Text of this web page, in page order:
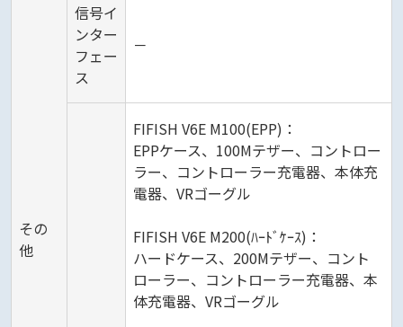
その
他
信号イ
ンター
フェー
ス
－
FIFISH V6E M100(EPP)：
EPPケース、100Mテザー、コントロー
ラー、コントローラー充電器、本体充
電器、VRゴーグル
FIFISH V6E M200(ﾊｰﾄﾞｹｰｽ)：
ハードケース、200Mテザー、コント
ローラー、コントローラー充電器、本
体充電器、VRゴーグル